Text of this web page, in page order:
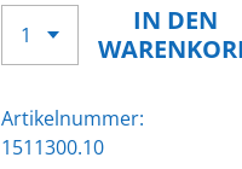
IN DEN
Artikelnummer:
1511300.10